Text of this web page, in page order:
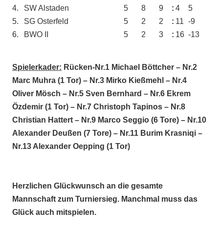
4.
SW Alstaden 5 8 9 : 4
5
5.
SG Osterfeld 5 2 2 : 11 -9
6.
BWO II 5 2 3 : 16 -13
Spielerkader: Rücken-Nr.1 Michael Böttcher – Nr.2
Marc Muhra (1 Tor) – Nr.3 Mirko Kießmehl – Nr.4
Oliver Mösch – Nr.5 Sven Bernhard – Nr.6 Ekrem
Özdemir (1 Tor) – Nr.7 Christoph Tapinos – Nr.8
Christian Hattert – Nr.9 Marco Seggio (6 Tore) – Nr.10
Alexander Deußen (7 Tore) – Nr.11 Burim Krasniqi –
Nr.13 Alexander Oepping (1 Tor)
Herzlichen Glückwunsch an die gesamte
Mannschaft zum Turniersieg. Manchmal muss das
Glück auch mitspielen.